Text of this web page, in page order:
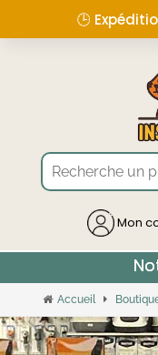
🙋🏻 A votre
Mon
Accueil